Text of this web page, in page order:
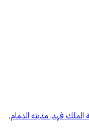
فهد, مدينة الدمام,